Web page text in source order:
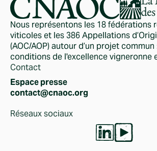
Nous représentons les 18 fédérations
viticoles et les 386 Appellations
(AOC/AOP) autour d’un projet
conditions de l'excellence vigneronne
Contact
Espace presse
contact@cnaoc.org
Réseaux sociaux